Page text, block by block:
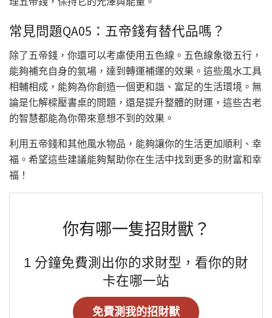
常見問題QA05：五帝錢有替代品嗎？
除了五帝錢，你還可以考慮使用五色線。五色線象徵五行，
能夠補充自身的氣場，達到轉運補運的效果。這些風水工具
相輔相成，能夠為你創造一個更和諧、富足的生活環境。無
論是化解樑壓書桌的問題，還是提升整體的財運，這些古老
的智慧都能為你帶來意想不到的效果。
利用五帝錢和其他風水物品，能夠讓你的生活更加順利、幸
福。希望這些建議能夠幫助你在生活中找到更多的財富和幸
福！
你有哪一隻招財獸？
1 分鐘免費測出你的求財型，看你的財
卡在哪一站
免費測我的招財獸